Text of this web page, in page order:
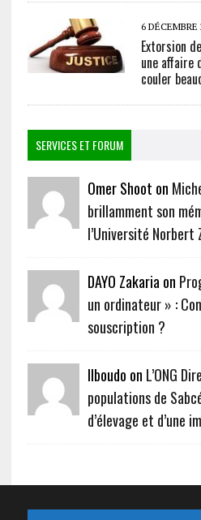
6 DÉCEMBRE
Extorsion
une affaire
couler
SERVICES ET FORUM
Omer Shoot on
brillamment son
l’Université Norbert
DAYO Zakaria on
un ordinateur » :
souscription ?
Ilboudo on L’ONG
populations de
d’élevage et d’une